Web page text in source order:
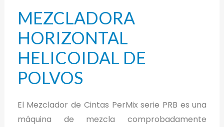
MEZCLADORA
HORIZONTAL
HELICOIDAL DE
POLVOS
El Mezclador de Cintas PerMix serie PRB es una
máquina de mezcla comprobadamente